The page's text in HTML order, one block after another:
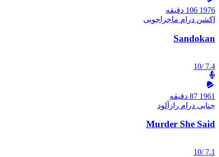
1976 106 دقیقه
اکشن درام ماجراجویی
Sandokan
7.4
/10
1961 87 دقیقه
جنایی درام رازآلود
Murder She Said
7.1
/10